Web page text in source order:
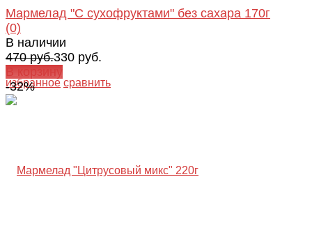
избранное сравнить
Мармелад "С сухофруктами" без сахара 170г
(0)
В наличии
470 руб.330 руб.
В корзину
-32%